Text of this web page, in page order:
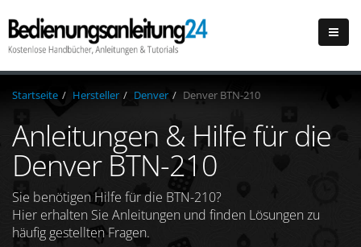
Startseite Hersteller Denver Denver BTN-210
Anleitungen & Hilfe für die
Denver BTN-210
Sie benötigen Hilfe für die BTN-210?
Hier erhalten Sie Anleitungen und finden Lösungen zu
häufig gestellten Fragen.